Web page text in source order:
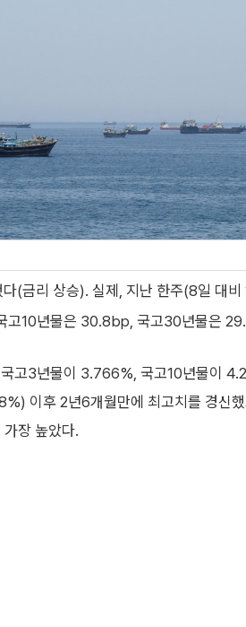
(금리 상승). 실제, 지난 한주(8일 대
고10년물은 30.8bp, 국고30년물은
고3년물이 3.766%, 국고10년물이
이후 2년6개월만에 최고치를 경신
장 높았다.